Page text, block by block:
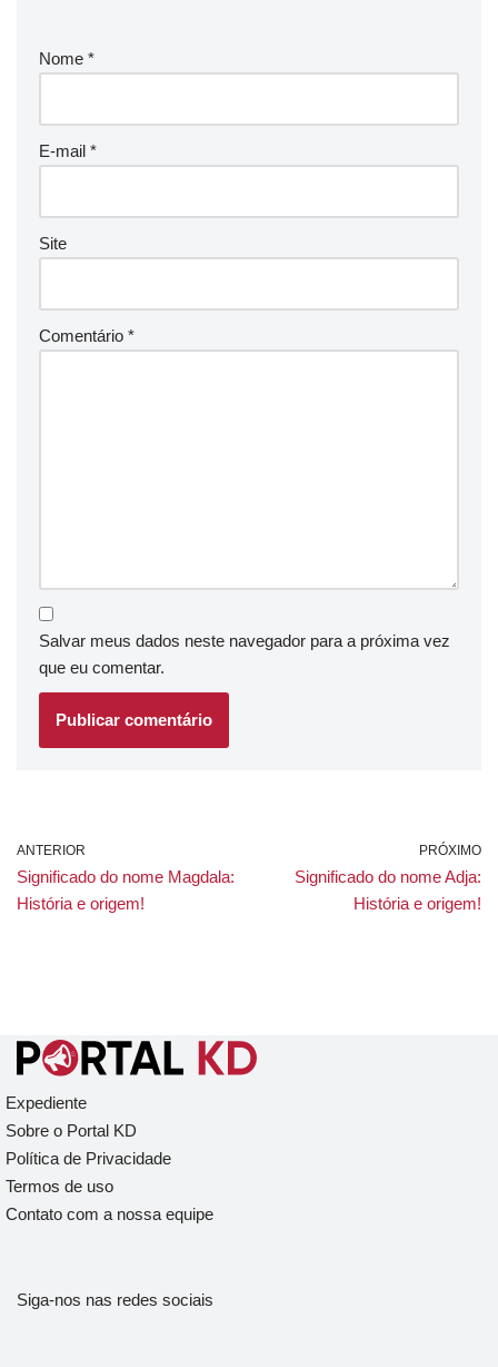
Nome *
E-mail *
Site
Comentário *
Salvar meus dados neste navegador para a próxima vez
que eu comentar.
ANTERIOR
Significado do nome Magdala:
História e origem!
PRÓXIMO
Significado do nome Adja:
História e origem!
Expediente
Sobre o Portal KD
Política de Privacidade
Termos de uso
Contato com a nossa equipe
Siga-nos nas redes sociais